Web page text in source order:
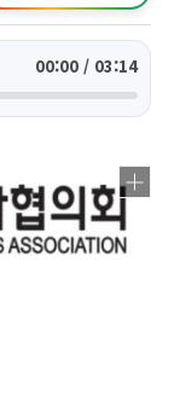
00:00 / 03:14